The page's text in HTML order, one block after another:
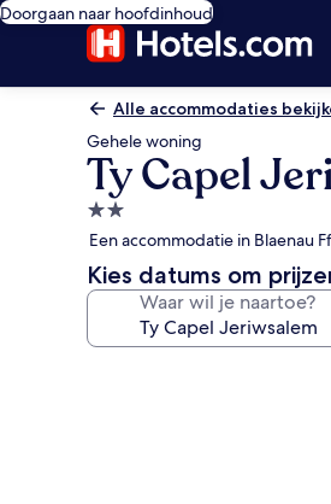
Doorgaan naar hoofdinhoud
Alle accommodaties
Gehele woning
Ty Capel
2.0-
sterrenaccommodatie
Een accommodatie in Blaenau
Kies datums om
Waar wil je naartoe?